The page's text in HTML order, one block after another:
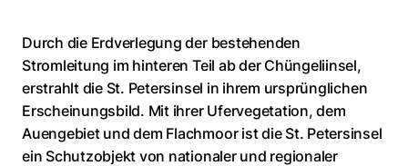
Durch die Erdverlegung der bestehenden
Stromleitung im hinteren Teil ab der Chüngeliinsel,
erstrahlt die St. Petersinsel in ihrem ursprünglichen
Erscheinungsbild. Mit ihrer Ufervegetation, dem
Auengebiet und dem Flachmoor ist die St. Petersinsel
ein Schutzobjekt von nationaler und regionaler